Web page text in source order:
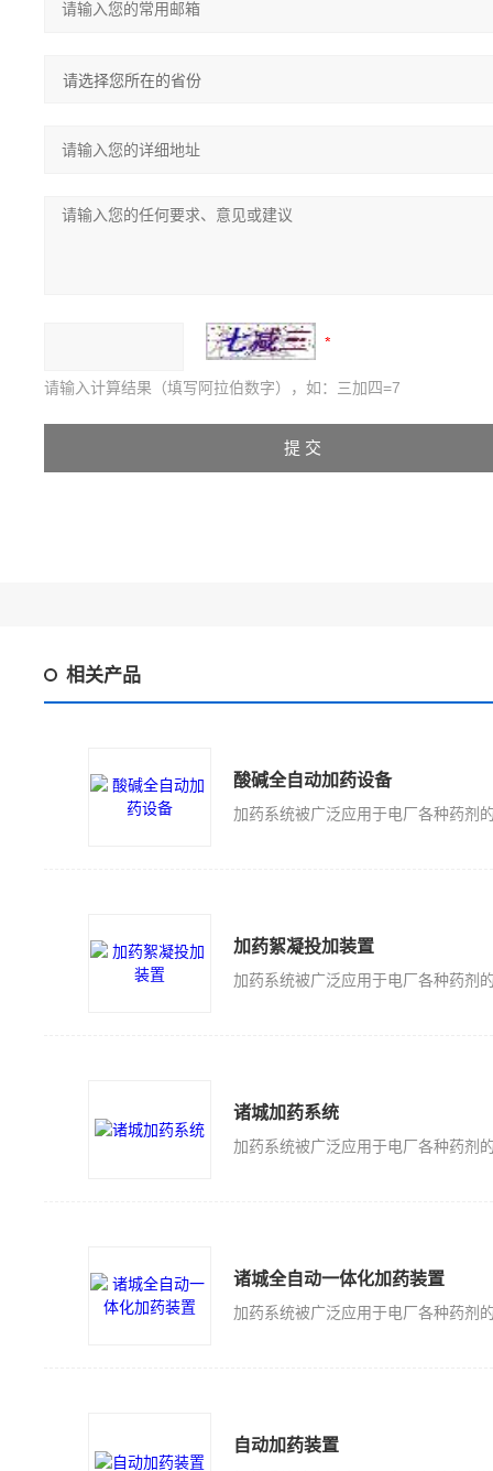
请输入计算结果（填写阿拉伯数字），如：三加四=7
相关产品
酸碱全自动加药设备
加药絮凝投加装置
诸城加药系统
诸城全自动一体化加药装置
自动加药装置